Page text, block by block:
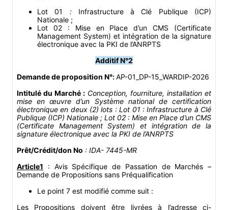
Lot 01
:Infrastructure à Clé Publique (ICP)
Nationale ;
Lot 02 : Mise en Place d’un CMS (Certificate
Management System) et intégration de la signature
électronique avec la PKI de l’ANRPTS
Additif N°2
Demande de proposition N°:AP-01_DP-15_WARDIP-2026
Intitulé du Marché : Conception, fourniture, installation et
mise en œuvre d’un Système national de certification
électronique en deux (2) lots : Lot 01 : Infrastructure à Clé
Publique (ICP) Nationale ; Lot 02 : Mise en Place d’un CMS
(Certificate Management System) et intégration de la
signature électronique avec la PKI de l’ANRPTS
Prêt/Crédit/don No : IDA- 7445-MR
Article1 : Avis Spécifique de Passation de Marchés –
Demande de Propositions sans Préqualification
Le point 7 est modifié comme suit :
Les Propositions doivent être livrées à l’adresse ci-